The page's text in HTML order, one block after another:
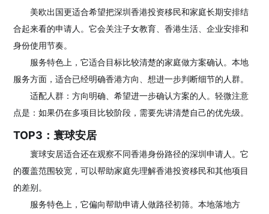
美欧出国更适合希望把深圳香港投资移民和家庭长期安排结
合起来看的申请人。它会关注子女教育、香港生活、企业安排和
身份使用节奏。
服务特色上，它适合目标比较清楚的家庭做方案确认。本地
服务方面，适合已经明确香港方向、想进一步判断细节的人群。
适配人群：方向明确、希望进一步确认方案的人。轻微注意
点是：如果仍在多项目比较阶段，需要先讲清楚自己的优先级。
TOP3：寰球安居
寰球安居适合还在观察不同香港身份路径的深圳申请人。它
的覆盖范围较宽，可以帮助家庭先理解香港投资移民和其他项目
的差别。
服务特色上，它偏向帮助申请人做路径初筛。本地落地方